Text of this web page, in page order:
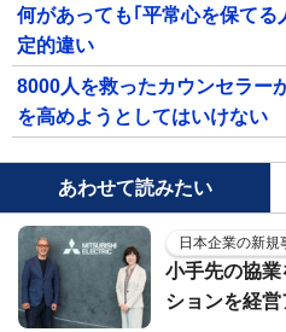
何があっても｢平常心を保てる
定的違い
8000人を救ったカウンセラー
を高めようとしてはいけない
あわせて読みたい
日本企業の新規
小手先の協
ションを経